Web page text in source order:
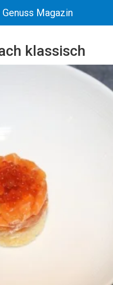
Genuss Magazin
klassisch